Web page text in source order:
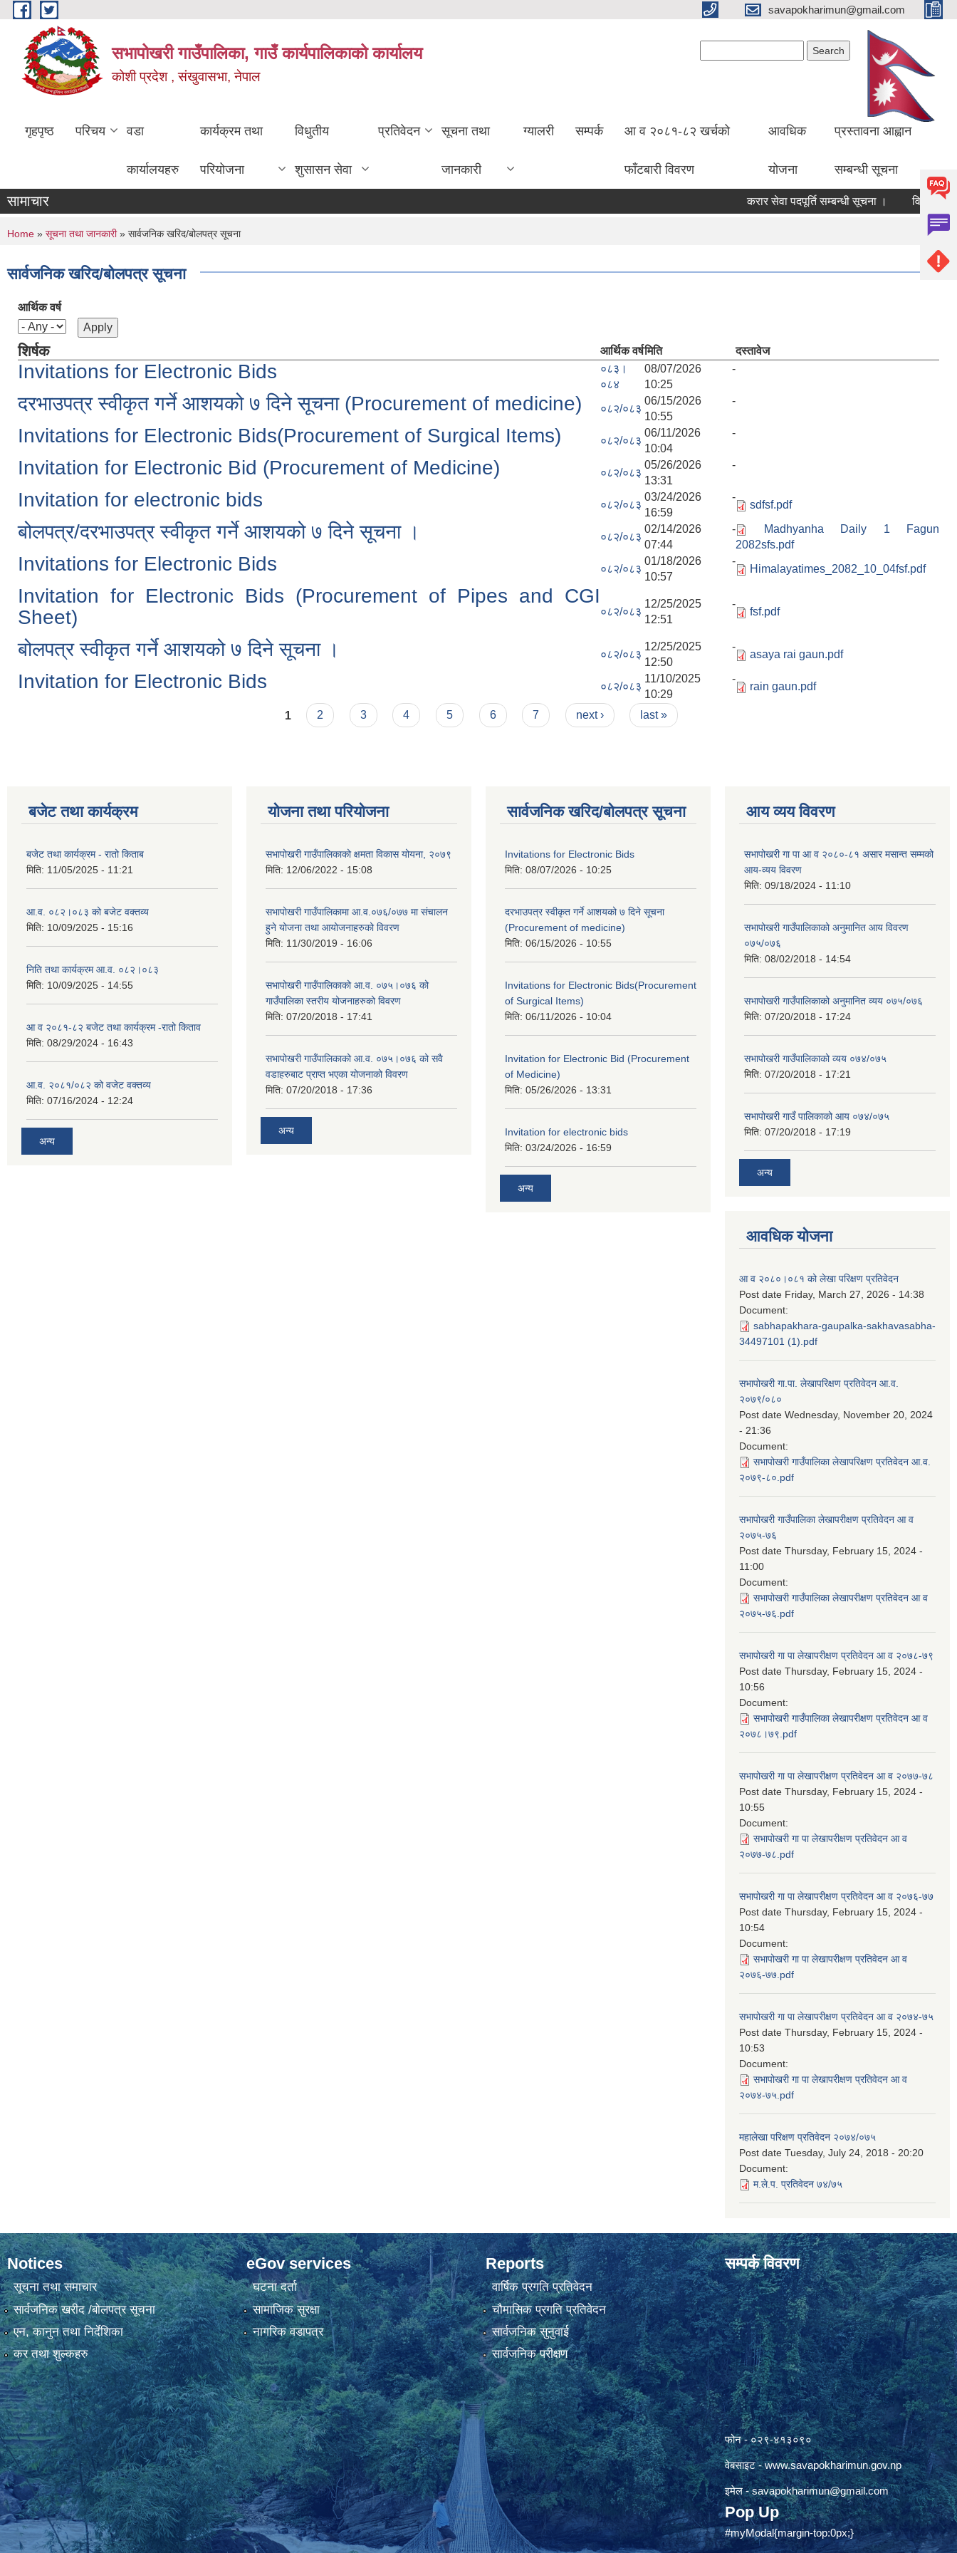
Skip to main content savapokharimun@gmail.com
सभापोखरी गाउँपालिका, गाउँ कार्यपालिकाको कार्यालय
कोशी प्रदेश , संखुवासभा, नेपाल
गृहपृष्ठ परिचय वडा
कार्यालयहरु
कार्यक्रम तथा
परियोजना
विधुतीय
शुसासन सेवा
प्रतिवेदन सूचना तथा
जानकारी
ग्यालरी सम्पर्क आ व २०८१-८२ खर्चको
फाँटबारी विवरण
आवधिक
योजना
प्रस्तावना आह्वान
सम्बन्धी सूचना
सामाचार करार सेवा पदपूर्ति सम्बन्धी सूचना ।
You are here
Home » सूचना तथा जानकारी» सार्वजनिक खरिद/बोलपत्र सूचना
सार्वजनिक खरिद/बोलपत्र सूचना
आर्थिक वर्ष
शिर्षक आर्थिक वर्षमिति दस्तावेज
Invitations for Electronic Bids
०८३।
०८४
08/07/2026 -
10:25
दरभाउपत्र स्वीकृत गर्ने आशयको ७ दिने सूचना (Procurement of medicine) ०८२/०८३
06/15/2026 -
10:55
Invitations for Electronic Bids(Procurement of Surgical Items) ०८२/०८३
06/11/2026 -
10:04
Invitation for Electronic Bid (Procurement of Medicine) ०८२/०८३
05/26/2026 -
13:31
Invitation for electronic bids ०८२/०८३
03/24/2026 -
16:59
sdfsf.pdf
बोलपत्र/दरभाउपत्र स्वीकृत गर्ने आशयको ७ दिने सूचना । ०८२/०८३
02/14/2026 -
07:44
Madhyanha Daily 1 Fagun
2082sfs.pdf
Invitations for Electronic Bids ०८२/०८३
01/18/2026 -
10:57
Himalayatimes_2082_10_04fsf.pdf
Invitation for Electronic Bids (Procurement of Pipes and CGI
Sheet)
०८२/०८३
12/25/2025 -
12:51
fsf.pdf
बोलपत्र स्वीकृत गर्ने आशयको ७ दिने सूचना । ०८२/०८३
12/25/2025 -
12:50
asaya rai gaun.pdf
Invitation for Electronic Bids ०८२/०८३
11/10/2025 -
10:29
rain gaun.pdf
1 2 3 4 5 6 7 next › last »
बजेट तथा कार्यक्रम
बजेट तथा कार्यक्रम - रातो किताब
मिति: 11/05/2025 - 11:21
आ.व. ०८२।०८३ को बजेट वक्तव्य
मिति: 10/09/2025 - 15:16
निति तथा कार्यक्रम आ.व. ०८२।०८३
मिति: 10/09/2025 - 14:55
आ व २०८१-८२ बजेट तथा कार्यक्रम -रातो किताव
मिति: 08/29/2024 - 16:43
आ.व. २०८१/०८२ को वजेट वक्तव्य
मिति: 07/16/2024 - 12:24
अन्य
योजना तथा परियोजना
सभापोखरी गाउँपालिकाको क्षमता विकास योयना, २०७९
मिति: 12/06/2022 - 15:08
सभापोखरी गाउँपालिकामा आ.व.०७६/०७७ मा संचालन
हुने योजना तथा आयोजनाहरुको विवरण
मिति: 11/30/2019 - 16:06
सभापोखरी गाउँपालिकाको आ.व. ०७५।०७६ को
गाउँपालिका स्तरीय योजनाहरुको विवरण
मिति: 07/20/2018 - 17:41
सभापोखरी गाउँपालिकाको आ.व. ०७५।०७६ को सवै
वडाहरुबाट प्राप्त भएका योजनाको विवरण
मिति: 07/20/2018 - 17:36
अन्य
सार्वजनिक खरिद/बोलपत्र सूचना
Invitations for Electronic Bids
मिति: 08/07/2026 - 10:25
दरभाउपत्र स्वीकृत गर्ने आशयको ७ दिने सूचना
(Procurement of medicine)
मिति: 06/15/2026 - 10:55
Invitations for Electronic Bids(Procurement
of Surgical Items)
मिति: 06/11/2026 - 10:04
Invitation for Electronic Bid (Procurement
of Medicine)
मिति: 05/26/2026 - 13:31
Invitation for electronic bids
मिति: 03/24/2026 - 16:59
अन्य
आय व्यय विवरण
सभापोखरी गा पा आ व २०८०-८१ असार मसान्त सम्मको
आय-व्यय विवरण
मिति: 09/18/2024 - 11:10
सभापोखरी गाउँपालिकाको अनुमानित आय विवरण
०७५/०७६
मिति: 08/02/2018 - 14:54
सभापोखरी गाउँपालिकाको अनुमानित व्यय ०७५/०७६
मिति: 07/20/2018 - 17:24
सभापोखरी गाउँपालिकाको व्यय ०७४/०७५
मिति: 07/20/2018 - 17:21
सभापोखरी गाउँ पालिकाको आय ०७४/०७५
मिति: 07/20/2018 - 17:19
अन्य
आवधिक योजना
आ व २०८०।०८१ को लेखा परिक्षण प्रतिवेदन
Post date Friday, March 27, 2026 - 14:38
Document:
sabhapakhara-gaupalka-sakhavasabha-
34497101 (1).pdf
सभापोखरी गा.पा. लेखापरिक्षण प्रतिवेदन आ.व.
२०७९/०८०
Post date Wednesday, November 20, 2024
- 21:36
Document:
सभापोखरी गाउँपालिका लेखापरिक्षण प्रतिवेदन आ.व.
२०७९-८०.pdf
सभापोखरी गाउँपालिका लेखापरीक्षण प्रतिवेदन आ व
२०७५-७६
Post date Thursday, February 15, 2024 -
11:00
Document:
सभापोखरी गाउँपालिका लेखापरीक्षण प्रतिवेदन आ व
२०७५-७६.pdf
सभापोखरी गा पा लेखापरीक्षण प्रतिवेदन आ व २०७८-७९
Post date Thursday, February 15, 2024 -
10:56
Document:
सभापोखरी गाउँपालिका लेखापरीक्षण प्रतिवेदन आ व
२०७८।७९.pdf
सभापोखरी गा पा लेखापरीक्षण प्रतिवेदन आ व २०७७-७८
Post date Thursday, February 15, 2024 -
10:55
Document:
सभापोखरी गा पा लेखापरीक्षण प्रतिवेदन आ व
२०७७-७८.pdf
सभापोखरी गा पा लेखापरीक्षण प्रतिवेदन आ व २०७६-७७
Post date Thursday, February 15, 2024 -
10:54
Document:
सभापोखरी गा पा लेखापरीक्षण प्रतिवेदन आ व
२०७६-७७.pdf
सभापोखरी गा पा लेखापरीक्षण प्रतिवेदन आ व २०७४-७५
Post date Thursday, February 15, 2024 -
10:53
Document:
सभापोखरी गा पा लेखापरीक्षण प्रतिवेदन आ व
२०७४-७५.pdf
महालेखा परिक्षण प्रतिवेदन २०७४/०७५
Post date Tuesday, July 24, 2018 - 20:20
Document:
म.ले.प. प्रतिवेदन ७४/७५
Notices
सूचना तथा समाचार
सार्वजनिक खरीद /बोलपत्र सूचना
एन, कानुन तथा निर्देशिका
कर तथा शुल्कहरु
eGov services
घटना दर्ता
सामाजिक सुरक्षा
नागरिक वडापत्र
Reports
वार्षिक प्रगति प्रतिवेदन
चौमासिक प्रगति प्रतिवेदन
सार्वजनिक सुनुवाई
सार्वजनिक परीक्षण
सम्पर्क विवरण
फोन - ०२९-४१३०९०
वेबसाइट -www.savapokharimun.gov.np
इमेल -savapokharimun@gmail.com
Pop Up
#myModal{margin-top:0px;}